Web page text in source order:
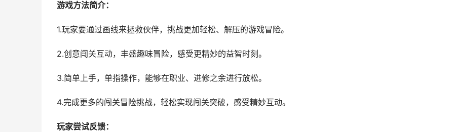
游戏方法简介：
1.玩家要通过画线来拯救伙伴，挑战更加轻松、解压的游戏冒险。
2.创意闯关互动，丰盛趣味冒险，感受更精妙的益智时刻。
3.简单上手，单指操作，能够在职业、进修之余进行放松。
4.完成更多的闯关冒险挑战，轻松实现闯关突破，感受精妙互动。
玩家尝试反馈：